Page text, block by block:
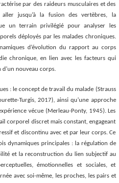
par des raideurs musculaires et des
jusqu’à la fusion des vertèbres, la
un terrain privilégié pour analyser les
déployés par les malades chroniques.
d’évolution du rapport au corps
chronique, en lien avec les facteurs qui
nouveau corps.
: le concept de travail du malade (Strauss
Turgis, 2017), ainsi qu’une approche
vécue (Merleau-Ponty, 1945). Les
corporel discret mais constant, engageant
et discontinu avec et par leur corps. Ce
dynamiques principales : la régulation de
et la reconstruction du lien subjectif au
émotionnelles et sociales, et
avec soi-même, les proches, les pairs et